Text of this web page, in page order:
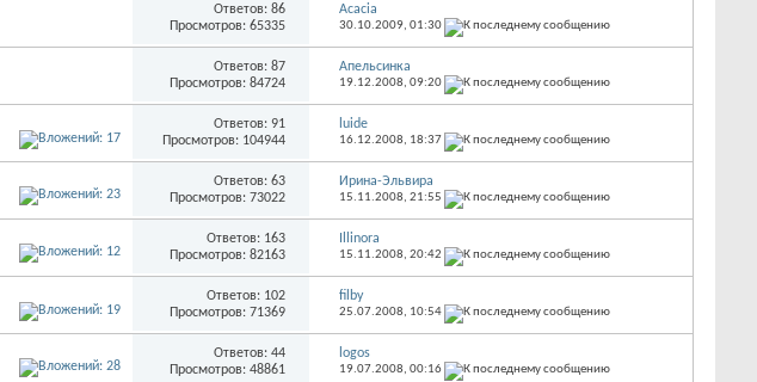
Ответов: 86
Просмотров: 65335
Acacia
30.10.2009, 01:30
Ответов: 87
Просмотров: 84724
Апельсинка
19.12.2008, 09:20
Ответов: 91
Просмотров: 104944
luide
16.12.2008, 18:37
Ответов: 63
Просмотров: 73022
Ирина-Эльвира
15.11.2008, 21:55
Ответов: 163
Просмотров: 82163
Illinora
15.11.2008, 20:42
Ответов: 102
Просмотров: 71369
filby
25.07.2008, 10:54
Ответов: 44
Просмотров: 48861
logos
19.07.2008, 00:16